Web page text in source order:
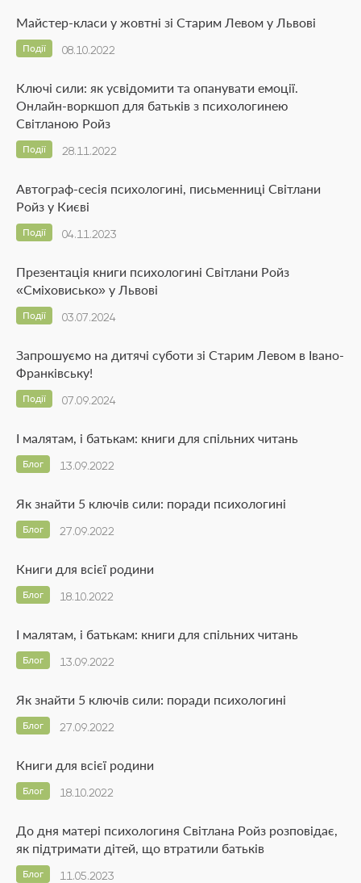
Майстер-класи у жовтні зі Старим Левом у Львові
08.10.2022
Події
Ключі сили: як усвідомити та опанувати емоції.
Онлайн-воркшоп для батьків з психологинею
Світланою Ройз
28.11.2022
Події
Автограф-сесія психологині, письменниці Світлани
Ройз у Києві
04.11.2023
Події
Презентація книги психологині Світлани Ройз
«Сміховисько» у Львові
03.07.2024
Події
Запрошуємо на дитячі суботи зі Старим Левом в Івано-
Франківську!
07.09.2024
Події
І малятам, і батькам: книги для спільних читань
13.09.2022
Блог
Як знайти 5 ключів сили: поради психологині
27.09.2022
Блог
Книги для всієї родини
18.10.2022
Блог
І малятам, і батькам: книги для спільних читань
13.09.2022
Блог
Як знайти 5 ключів сили: поради психологині
27.09.2022
Блог
Книги для всієї родини
18.10.2022
Блог
До дня матері психологиня Світлана Ройз розповідає,
як підтримати дітей, що втратили батьків
11.05.2023
Блог